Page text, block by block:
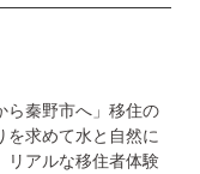
ら秦野市へ」移住の
を求めて水と自然に
リアルな移住者体験